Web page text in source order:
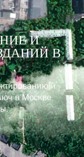
И
В
и
в Москве.